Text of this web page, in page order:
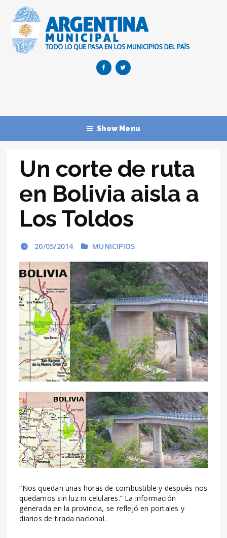
Show Menu
Un corte de ruta
en Bolivia aisla a
Los Toldos
20/05/2014 MUNICIPIOS
“Nos quedan unas horas de combustible y después nos
quedamos sin luz ni celulares.” La información
generada en la provincia, se reflejó en portales y
diarios de tirada nacional.